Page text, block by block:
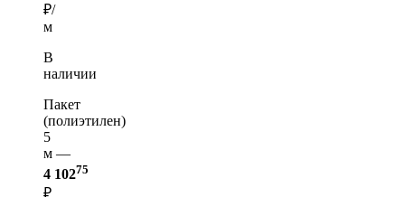
₽/
м
В
наличии
Пакет
(полиэтилен)
5
м —
4 10275
₽